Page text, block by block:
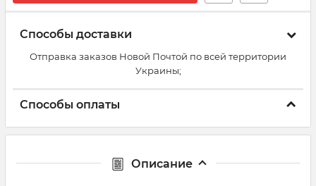
Способы доставки
Отправка заказов Новой Почтой по всей территории
Украины;
Способы оплаты
Описание